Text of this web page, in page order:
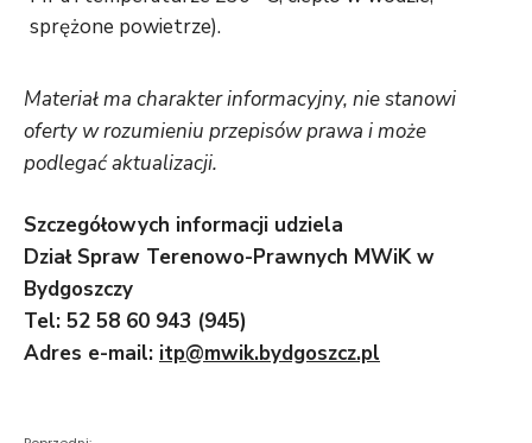
sprężone powietrze).
Materiał ma charakter informacyjny, nie stanowi
oferty w rozumieniu przepisów prawa i może
podlegać aktualizacji.
Szczegółowych informacji udziela
Dział Spraw Terenowo-Prawnych MWiK w
Bydgoszczy
Tel: 52 58 60 943 (945)
Adres e-mail: itp@mwik.bydgoszcz.pl